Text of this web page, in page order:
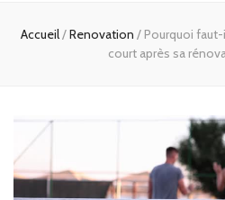
Accueil/Renovation / Pourquoi
court après sa